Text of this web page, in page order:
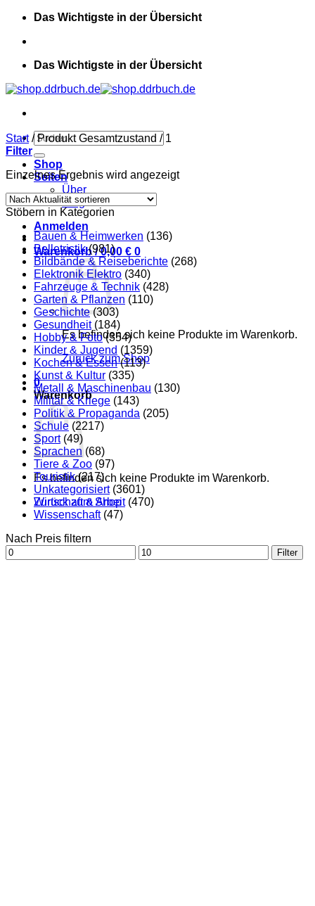
Zum
springen
Das Wichtigste in der Übersicht
Das Wichtigste in der Übersicht
Suchen
nach:
Shop
Seiten
Über
Blog
Anmelden
Warenkorb /0,00 € 0
Es befinden sich keine Produkte im Warenkorb.
Zurück zum Shop
0
Warenkorb
Es befinden sich keine Produkte im Warenkorb.
Zurück zum Shop
Start /Produkt Gesamtzustand /1
Filter
Einzelnes Ergebnis wird angezeigt
Stöbern in Kategorien
Bauen & Heimwerken (136)
Belletristik (981)
Bildbände & Reiseberichte (268)
Elektronik Elektro (340)
Fahrzeuge & Technik (428)
Garten & Pflanzen (110)
Geschichte (303)
Gesundheit (184)
Hobby & Foto (354)
Kinder & Jugend (1359)
Kochen & Essen (113)
Kunst & Kultur (335)
Metall & Maschinenbau (130)
Militär & Kriege (143)
Politik & Propaganda (205)
Schule (2217)
Sport (49)
Sprachen (68)
Tiere & Zoo (97)
Touristik (217)
Unkategorisiert (3601)
Wirtschaft & Arbeit (470)
Wissenschaft (47)
Nach Preis filtern
Min.
Preis
Max.
Preis
Filter